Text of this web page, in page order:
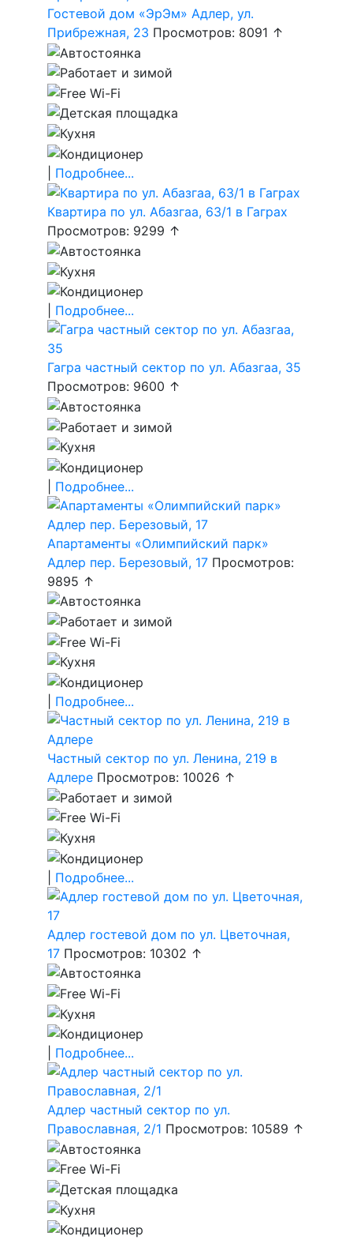
Гостевой дом «ЭрЭм» Адлер, ул.
Прибрежная, 23 Просмотров: 8091 ↑
Подробнее...
Квартира по ул. Абазгаа, 63/1 в Гаграх
Просмотров: 9299 ↑
Подробнее...
Гагра частный сектор по ул. Абазгаа, 35
Просмотров: 9600 ↑
Подробнее...
Апартаменты «Олимпийский парк»
Адлер пер. Березовый, 17 Просмотров:
9895 ↑
Подробнее...
Частный сектор по ул. Ленина, 219 в
Адлере Просмотров: 10026 ↑
Подробнее...
Адлер гостевой дом по ул. Цветочная,
17 Просмотров: 10302 ↑
Подробнее...
Адлер частный сектор по ул.
Православная, 2/1 Просмотров: 10589 ↑